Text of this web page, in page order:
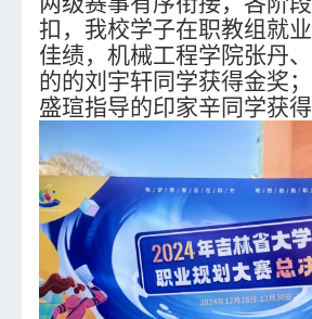
扣， 我校学子在职教组就
佳绩，机械工程学院张丹
的的刘宇轩同学获得金奖；
盛瑄指导的印家辛同学获得